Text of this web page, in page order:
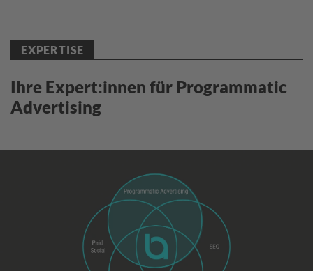
EXPERTISE
Ihre Expert:innen für Programmatic
Advertising